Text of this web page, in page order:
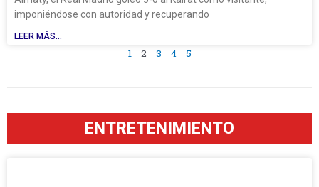
imponiéndose con autoridad y recuperando
LEER MÁS...
1 2 3 4 5
ENTRETENIMIENTO